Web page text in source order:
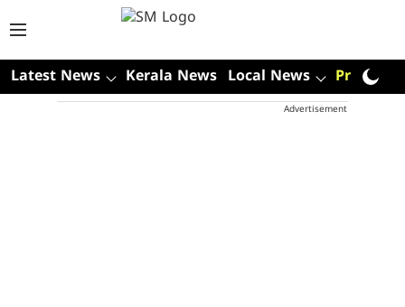
Latest News Kerala News Local News Premium
Advertisement